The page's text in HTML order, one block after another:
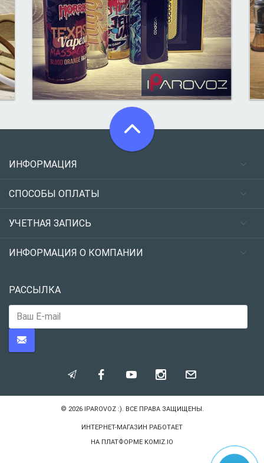
ИНФОРМАЦИЯ
СПОСОБЫ ОПЛАТЫ
УЧЕТНАЯ ЗАПИСЬ
ИНФОРМАЦИЯ О КОМПАНИИ
РАССЫЛКА
© 2026 IPAROVOZ :). ВСЕ ПРАВА ЗАЩИЩЕНЫ.
ИНТЕРНЕТ-МАГАЗИН РАБОТАЕТ
НА ПЛАТФОРМЕ KOMIZ.IO